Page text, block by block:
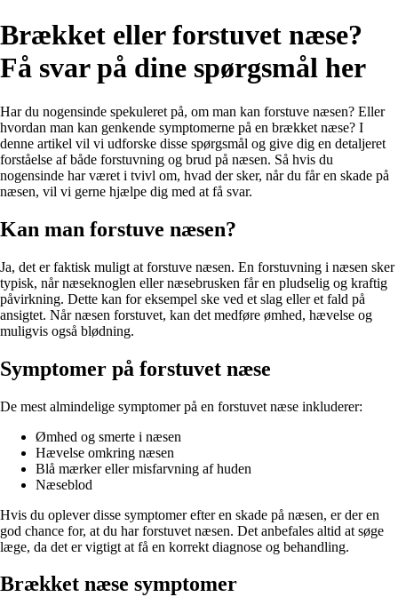
Brækket eller forstuvet næse?
Få svar på dine spørgsmål her
Har du nogensinde spekuleret på, om man kan forstuve næsen? Eller
hvordan man kan genkende symptomerne på en brækket næse? I
denne artikel vil vi udforske disse spørgsmål og give dig en detaljeret
forståelse af både forstuvning og brud på næsen. Så hvis du
nogensinde har været i tvivl om, hvad der sker, når du får en skade på
næsen, vil vi gerne hjælpe dig med at få svar.
Kan man forstuve næsen?
Ja, det er faktisk muligt at forstuve næsen. En forstuvning i næsen sker
typisk, når næseknoglen eller næsebrusken får en pludselig og kraftig
påvirkning. Dette kan for eksempel ske ved et slag eller et fald på
ansigtet. Når næsen forstuvet, kan det medføre ømhed, hævelse og
muligvis også blødning.
Symptomer på forstuvet næse
De mest almindelige symptomer på en forstuvet næse inkluderer:
Ømhed og smerte i næsen
Hævelse omkring næsen
Blå mærker eller misfarvning af huden
Næseblod
Hvis du oplever disse symptomer efter en skade på næsen, er der en
god chance for, at du har forstuvet næsen. Det anbefales altid at søge
læge, da det er vigtigt at få en korrekt diagnose og behandling.
Brækket næse symptomer